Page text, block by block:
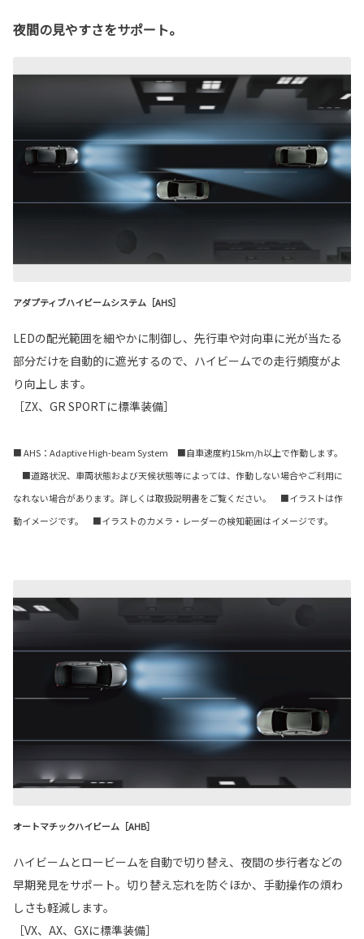
夜間の見やすさをサポート。
アダプティブハイビームシステム［AHS］
LEDの配光範囲を細やかに制御し、先行車や対向車に光が当たる
部分だけを自動的に遮光するので、ハイビームでの走行頻度がよ
り向上します。
［ZX、GR SPORTに標準装備］
■ AHS：Adaptive High-beam System ■自車速度約15km/h以上で作動します。
■道路状況、車両状態および天候状態等によっては、作動しない場合やご利用に
なれない場合があります。詳しくは取扱説明書をご覧ください。 ■イラストは作
動イメージです。 ■イラストのカメラ・レーダーの検知範囲はイメージです。
オートマチックハイビーム［AHB］
ハイビームとロービームを自動で切り替え、夜間の歩行者などの
早期発見をサポート。切り替え忘れを防ぐほか、手動操作の煩わ
しさも軽減します。
［VX、AX、GXに標準装備］